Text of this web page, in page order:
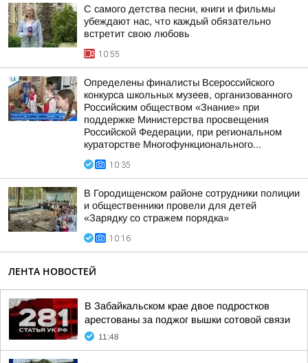
С самого детства песни, книги и фильмы
убеждают нас, что каждый обязательно
встретит свою любовь
10:55
Определены финалисты Всероссийского
конкурса школьных музеев, организованного
Российским обществом «Знание» при
поддержке Министерства просвещения
Российской Федерации, при региональном
кураторстве Многофункционального...
10:35
В Городищенском районе сотрудники полиции
и общественники провели для детей
«Зарядку со стражем порядка»
10:16
ЛЕНТА НОВОСТЕЙ
В Забайкальском крае двое подростков
арестованы за поджог вышки сотовой связи
11:48